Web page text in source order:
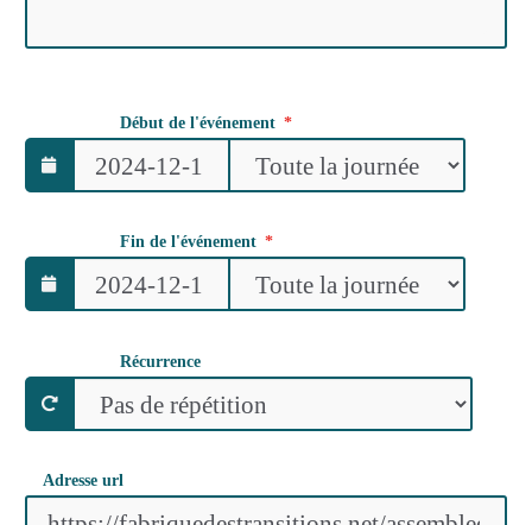
Début de l'événement
Fin de l'événement
Récurrence
Adresse url